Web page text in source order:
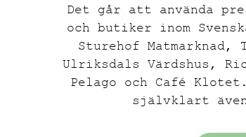
Det går att använda
och butiker inom
Sturehof
Ulriksdals Värdshus,
Pelago och Café
självklart